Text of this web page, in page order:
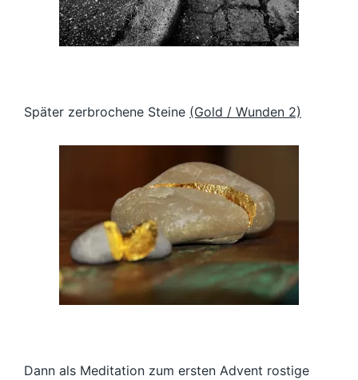
Später zerbrochene Steine (Gold / Wunden 2)
Dann als Meditation zum ersten Advent rostige